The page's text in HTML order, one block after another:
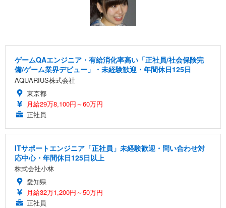
ゲームQAエンジニア・有給消化率高い「正社員/社会保険完
備/ゲーム業界デビュー」・未経験歓迎・年間休日125日
AQUARIUS株式会社
東京都
月給29万8,100円～60万円
正社員
ITサポートエンジニア「正社員」未経験歓迎・問い合わせ対
応中心・年間休日125日以上
株式会社小林
愛知県
月給32万1,200円～50万円
正社員